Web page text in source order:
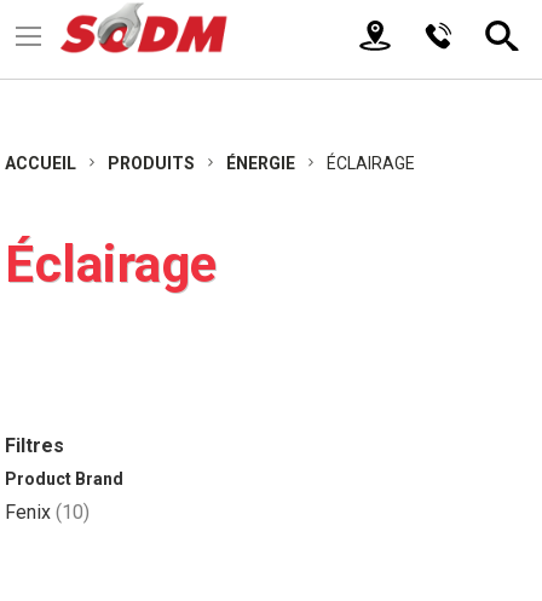
ACCUEIL PRODUITS ÉNERGIE ÉCLAIRAGE
Éclairage
Filtres
Product Brand
Fenix 10article